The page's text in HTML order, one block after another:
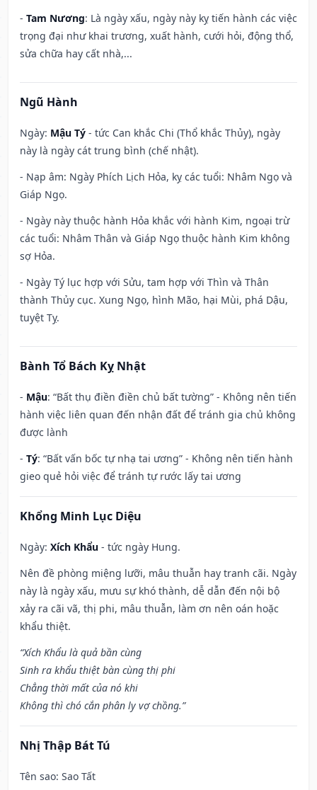
- Tam Nương: Là ngày xấu, ngày này kỵ tiến hành các việc
trọng đại như khai trương, xuất hành, cưới hỏi, động thổ,
sửa chữa hay cất nhà,...
Ngũ Hành
Ngày: Mậu Tý - tức Can khắc Chi (Thổ khắc Thủy), ngày
này là ngày cát trung bình (chế nhật).
- Nạp âm: Ngày Phích Lịch Hỏa, kỵ các tuổi: Nhâm Ngọ và
Giáp Ngọ.
- Ngày này thuộc hành Hỏa khắc với hành Kim, ngoại trừ
các tuổi: Nhâm Thân và Giáp Ngọ thuộc hành Kim không
sợ Hỏa.
- Ngày Tý lục hợp với Sửu, tam hợp với Thìn và Thân
thành Thủy cục. Xung Ngọ, hình Mão, hại Mùi, phá Dậu,
tuyệt Tỵ.
Bành Tổ Bách Kỵ Nhật
- Mậu: “Bất thụ điền điền chủ bất tường” - Không nên tiến
hành việc liên quan đến nhận đất để tránh gia chủ không
được lành
- Tý: “Bất vấn bốc tự nhạ tai ương” - Không nên tiến hành
gieo quẻ hỏi việc để tránh tự rước lấy tai ương
Khổng Minh Lục Diệu
Ngày: Xích Khẩu - tức ngày Hung.
Nên đề phòng miệng lưỡi, mâu thuẫn hay tranh cãi. Ngày
này là ngày xấu, mưu sự khó thành, dễ dẫn đến nội bộ
xảy ra cãi vã, thị phi, mâu thuẫn, làm ơn nên oán hoặc
khẩu thiệt.
“Xích Khẩu là quả bần cùng
Sinh ra khẩu thiệt bàn cùng thị phi
Chẳng thời mất của nó khi
Không thì chó cắn phân ly vợ chồng.”
Nhị Thập Bát Tú
Tên sao: Sao Tất